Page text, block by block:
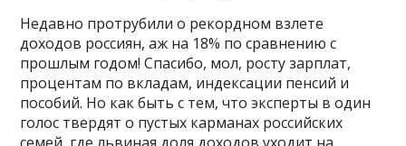
Недавно протрубили о рекордном взлете
доходов россиян, аж на 18% по сравнению с
прошлым годом! Спасибо, мол, росту зарплат,
процентам по вкладам, индексации пенсий и
пособий. Но как быть с тем, что эксперты в один
голос твердят о пустых карманах российских